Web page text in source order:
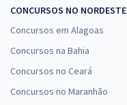
CONCURSOS NO NORDESTE
Concursos em Alagoas
Concursos na Bahia
Concursos no Ceará
Concursos no Maranhão